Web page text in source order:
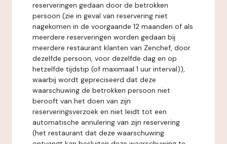
reserveringen gedaan door de betrokken
persoon (zie in geval van reservering niet
nagekomen in de voorgaande 12 maanden of als
meerdere reserveringen worden gedaan bij
meerdere restaurant klanten van Zenchef, door
dezelfde persoon, voor dezelfde dag en op
hetzelfde tijdstip (of maximaal 1 uur interval)),
waarbij wordt gepreciseerd dat deze
waarschuwing de betrokken persoon niet
berooft van het doen van zijn
reserveringsverzoek en niet leidt tot een
automatische annulering van zijn reservering
(het restaurant dat deze waarschuwing